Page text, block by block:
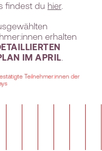
findest du hier.
erhalten
IM APRIL.
Teilnehmer:innen der